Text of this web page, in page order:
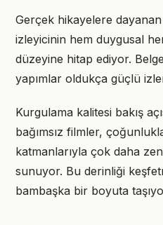
Gerçek hikayelere dayanan
izleyicinin hem duygusal
düzeyine hitap ediyor.
yapımlar oldukça güçlü
Kurgulama kalitesi bakış
bağımsız filmler,
katmanlarıyla çok daha
sunuyor. Bu derinliği
bambaşka bir boyuta